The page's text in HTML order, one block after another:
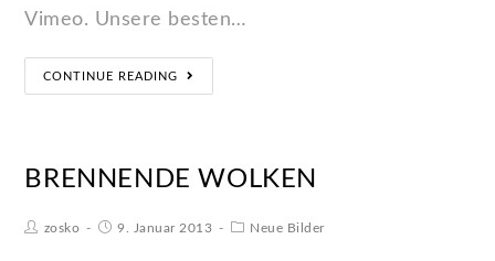
Vimeo. Unsere besten…
CONTINUE READING
BRENNENDE WOLKEN
zosko 9. Januar 2013 Neue Bilder